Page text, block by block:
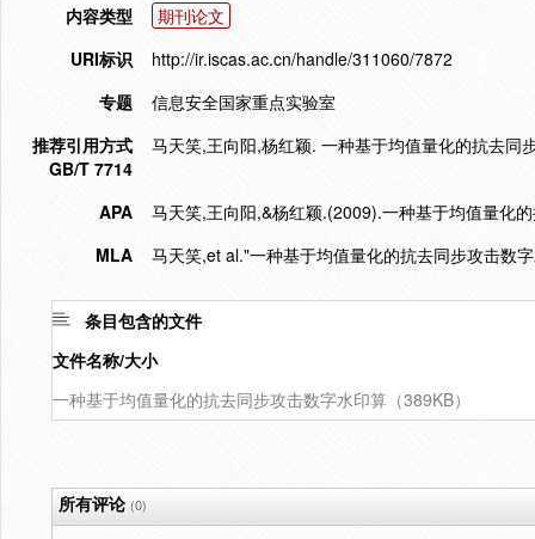
内容类型
期刊论文
URI标识
http://ir.iscas.ac.cn/handle/311060/7872
专题
信息安全国家重点实验室
推荐引用方式
GB/T 7714
马天笑,王向阳,杨红颖. 一种基于均值量化的抗去
APA
马天笑,王向阳,&杨红颖.(2009).一种基于均值量化
MLA
马天笑,et al."一种基于均值量化的抗去同步攻击数
条目包含的文件
文件名称/大小
一种基于均值量化的抗去同步攻击数字水印算（389KB）
所有评论(0)